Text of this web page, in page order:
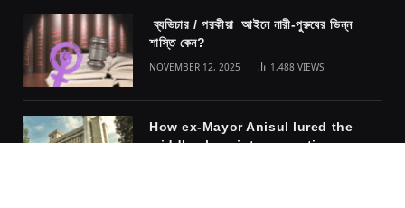
ব্যভিচার / পরকীয়া আইনে নারী-পুরুষের ভিন্ন
শাস্তি কেন?
NOVEMBER 12, 2025 1,488 VIEWS
How ex-Mayor Anisul lured the
middle class into accepting